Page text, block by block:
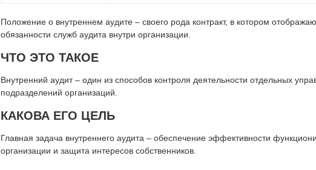
Положение о внутреннем аудите – своего рода контракт, в котором
обязанности служб аудита внутри организации.
ЧТО ЭТО ТАКОЕ
Внутренний аудит – один из способов контроля деятельности отдельных
подразделений организаций.
КАКОВА ЕГО ЦЕЛЬ
Главная задача внутреннего аудита – обеспечение эффективности
организации и защита интересов собственников.